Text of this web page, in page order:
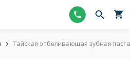
Тайская отбеливающая зубная